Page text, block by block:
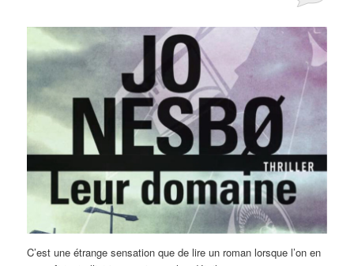
C’est une étrange sensation que de lire un roman lorsque l’on en